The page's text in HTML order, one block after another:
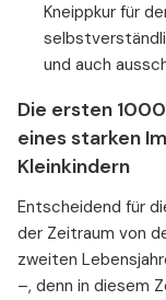
Kneippkur für
und auch
Die ersten
eines starken
Kleinkindern
Entscheidend für
der Zeitraum von
zweiten
–, denn in diesem